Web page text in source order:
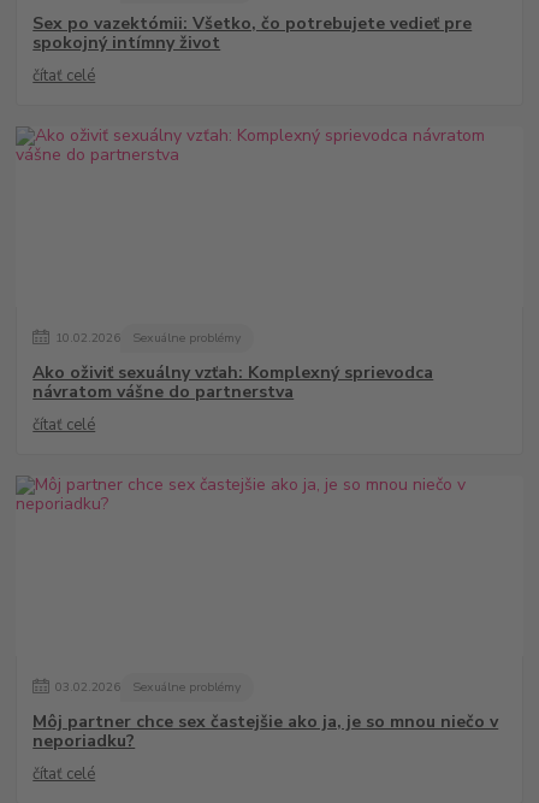
Sex po vazektómii: Všetko, čo potrebujete vedieť pre
spokojný intímny život
čítať celé
10.02.2026 Sexuálne problémy
Ako oživiť sexuálny vzťah: Komplexný sprievodca
návratom vášne do partnerstva
čítať celé
03.02.2026 Sexuálne problémy
Môj partner chce sex častejšie ako ja, je so mnou niečo v
neporiadku?
čítať celé